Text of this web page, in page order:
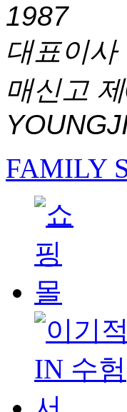
1987
대표이
매신고
FAMILY